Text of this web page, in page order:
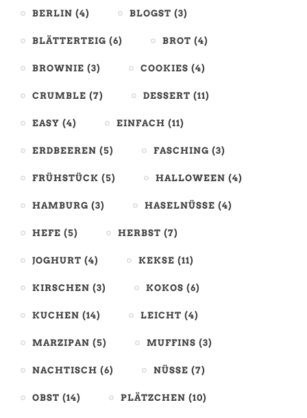
BERLIN (4) BLOGST (3)
BLÄTTERTEIG (6) BROT (4)
BROWNIE (3) COOKIES (4)
CRUMBLE (7) DESSERT (11)
EASY (4) EINFACH (11)
ERDBEEREN (5) FASCHING (3)
FRÜHSTÜCK (5) HALLOWEEN (4)
HAMBURG (3) HASELNÜSSE (4)
HEFE (5) HERBST (7)
JOGHURT (4) KEKSE (11)
KIRSCHEN (3) KOKOS (6)
KUCHEN (14) LEICHT (4)
MARZIPAN (5) MUFFINS (3)
NACHTISCH (6) NÜSSE (7)
OBST (14) PLÄTZCHEN (10)